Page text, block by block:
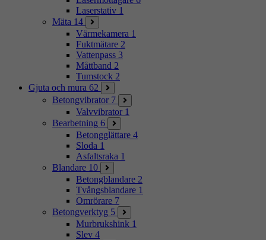
Laserstativ 1
Mäta 14
Värmekamera 1
Fuktmätare 2
Vattenpass 3
Måttband 2
Tumstock 2
Gjuta och mura 62
Betongvibrator 7
Valvvibrator 1
Bearbetning 6
Betongglättare 4
Sloda 1
Asfaltsraka 1
Blandare 10
Betongblandare 2
Tvångsblandare 1
Omrörare 7
Betongverktyg 5
Murbrukshink 1
Slev 4